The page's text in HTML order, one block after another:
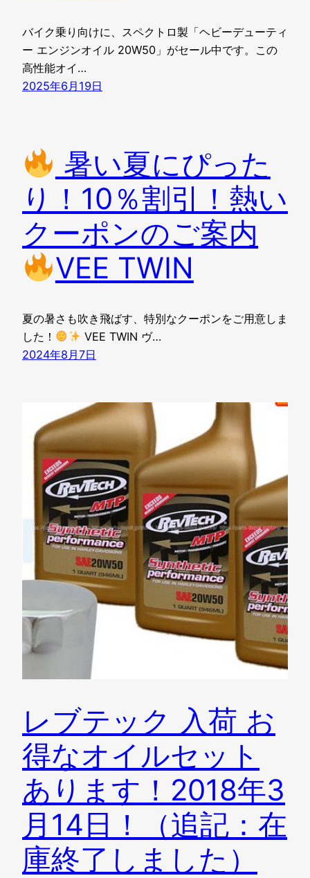
バイク乗り向けに、スペクトロ製「ヘビーデューティ
ー エンジンオイル 20W50」がセール中です。この
高性能オイ…
2025年6月19日
暑い夏にぴった
り！10％割引！熱い
クーポンのご案内
VEE TWIN
夏の暑さも吹き飛ばす、特別なクーポンをご用意しま
した！
VEE TWIN ヴ…
2024年8月7日
レブテック 入荷 お
得なオイルセット
あります！2018年3
月14日！（追記：在
庫終了しました）